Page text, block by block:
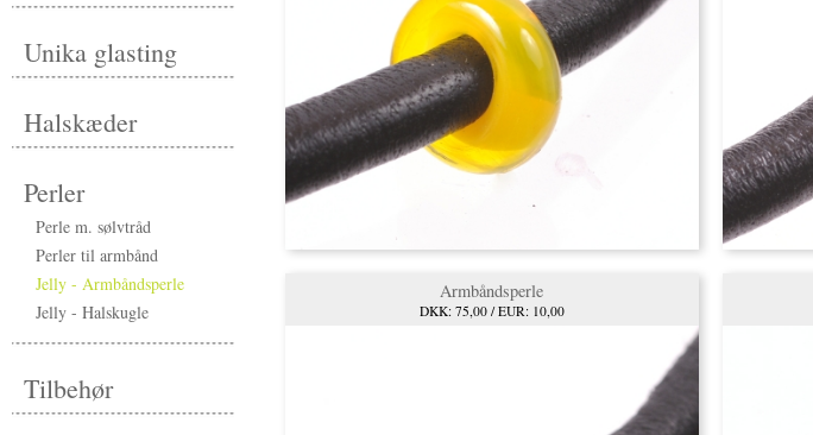
Unika glasting
Halskæder
Perler
Perle m. sølvtråd
Perler til armbånd
Jelly - Armbåndsperle
Jelly - Halskugle
Tilbehør
Armbåndsperle
DKK: 75,00 / EUR: 10,00